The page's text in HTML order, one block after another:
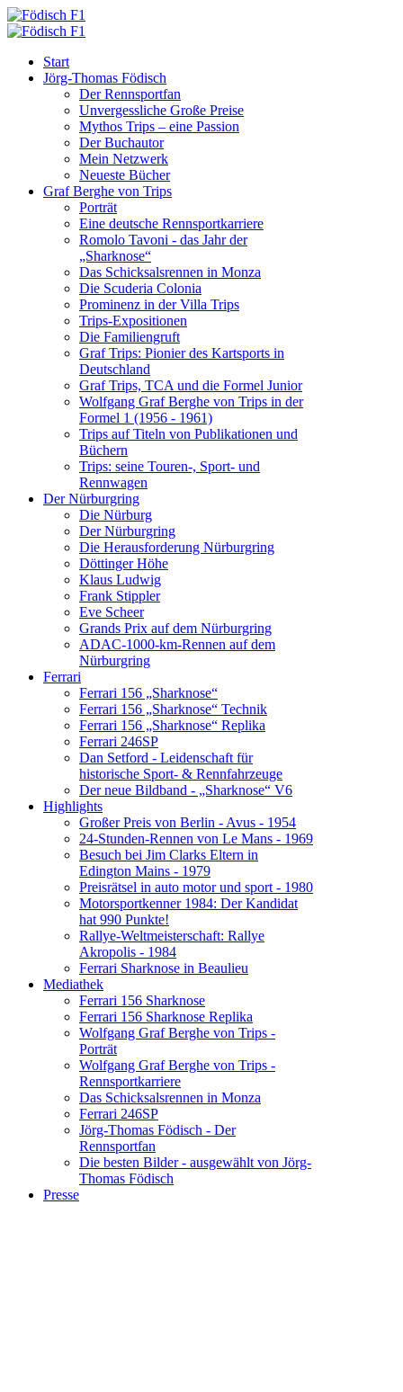
Start
Jörg-Thomas Födisch
Der Rennsportfan
Unvergessliche Große Preise
Mythos Trips – eine Passion
Der Buchautor
Mein Netzwerk
Neueste Bücher
Graf Berghe von Trips
Porträt
Eine deutsche Rennsportkarriere
Romolo Tavoni - das Jahr der
„Sharknose“
Das Schicksalsrennen in Monza
Die Scuderia Colonia
Prominenz in der Villa Trips
Trips-Expositionen
Die Familiengruft
Graf Trips: Pionier des Kartsports in
Deutschland
Graf Trips, TCA und die Formel Junior
Wolfgang Graf Berghe von Trips in der
Formel 1 (1956 - 1961)
Trips auf Titeln von Publikationen und
Büchern
Trips: seine Touren-, Sport- und
Rennwagen
Der Nürburgring
Die Nürburg
Der Nürburgring
Die Herausforderung Nürburgring
Döttinger Höhe
Klaus Ludwig
Frank Stippler
Eve Scheer
Grands Prix auf dem Nürburgring
ADAC-1000-km-Rennen auf dem
Nürburgring
Ferrari
Ferrari 156 „Sharknose“
Ferrari 156 „Sharknose“ Technik
Ferrari 156 „Sharknose“ Replika
Ferrari 246SP
Dan Setford - Leidenschaft für
historische Sport- & Rennfahrzeuge
Der neue Bildband - „Sharknose“ V6
Highlights
Großer Preis von Berlin - Avus - 1954
24-Stunden-Rennen von Le Mans - 1969
Besuch bei Jim Clarks Eltern in
Edington Mains - 1979
Preisrätsel in auto motor und sport - 1980
Motorsportkenner 1984: Der Kandidat
hat 990 Punkte!
Rallye-Weltmeisterschaft: Rallye
Akropolis - 1984
Ferrari Sharknose in Beaulieu
Mediathek
Ferrari 156 Sharknose
Ferrari 156 Sharknose Replika
Wolfgang Graf Berghe von Trips -
Porträt
Wolfgang Graf Berghe von Trips -
Rennsportkarriere
Das Schicksalsrennen in Monza
Ferrari 246SP
Jörg-Thomas Födisch - Der
Rennsportfan
Die besten Bilder - ausgewählt von Jörg-
Thomas Födisch
Presse